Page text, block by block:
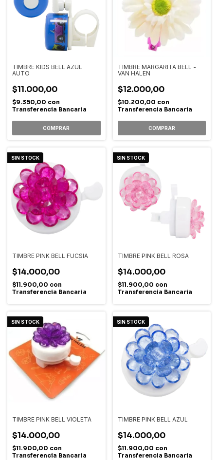
TIMBRE KIDS BELL AZUL
AUTO
$11.000,00
$9.350,00 con
Transferencia Bancaria
TIMBRE MARGARITA BELL -
VAN HALEN
$12.000,00
$10.200,00 con
Transferencia Bancaria
SIN STOCK
TIMBRE PINK BELL FUCSIA
$14.000,00
$11.900,00 con
Transferencia Bancaria
SIN STOCK
TIMBRE PINK BELL ROSA
$14.000,00
$11.900,00 con
Transferencia Bancaria
SIN STOCK
TIMBRE PINK BELL VIOLETA
$14.000,00
$11.900,00 con
Transferencia Bancaria
SIN STOCK
TIMBRE PINK BELL AZUL
$14.000,00
$11.900,00 con
Transferencia Bancaria